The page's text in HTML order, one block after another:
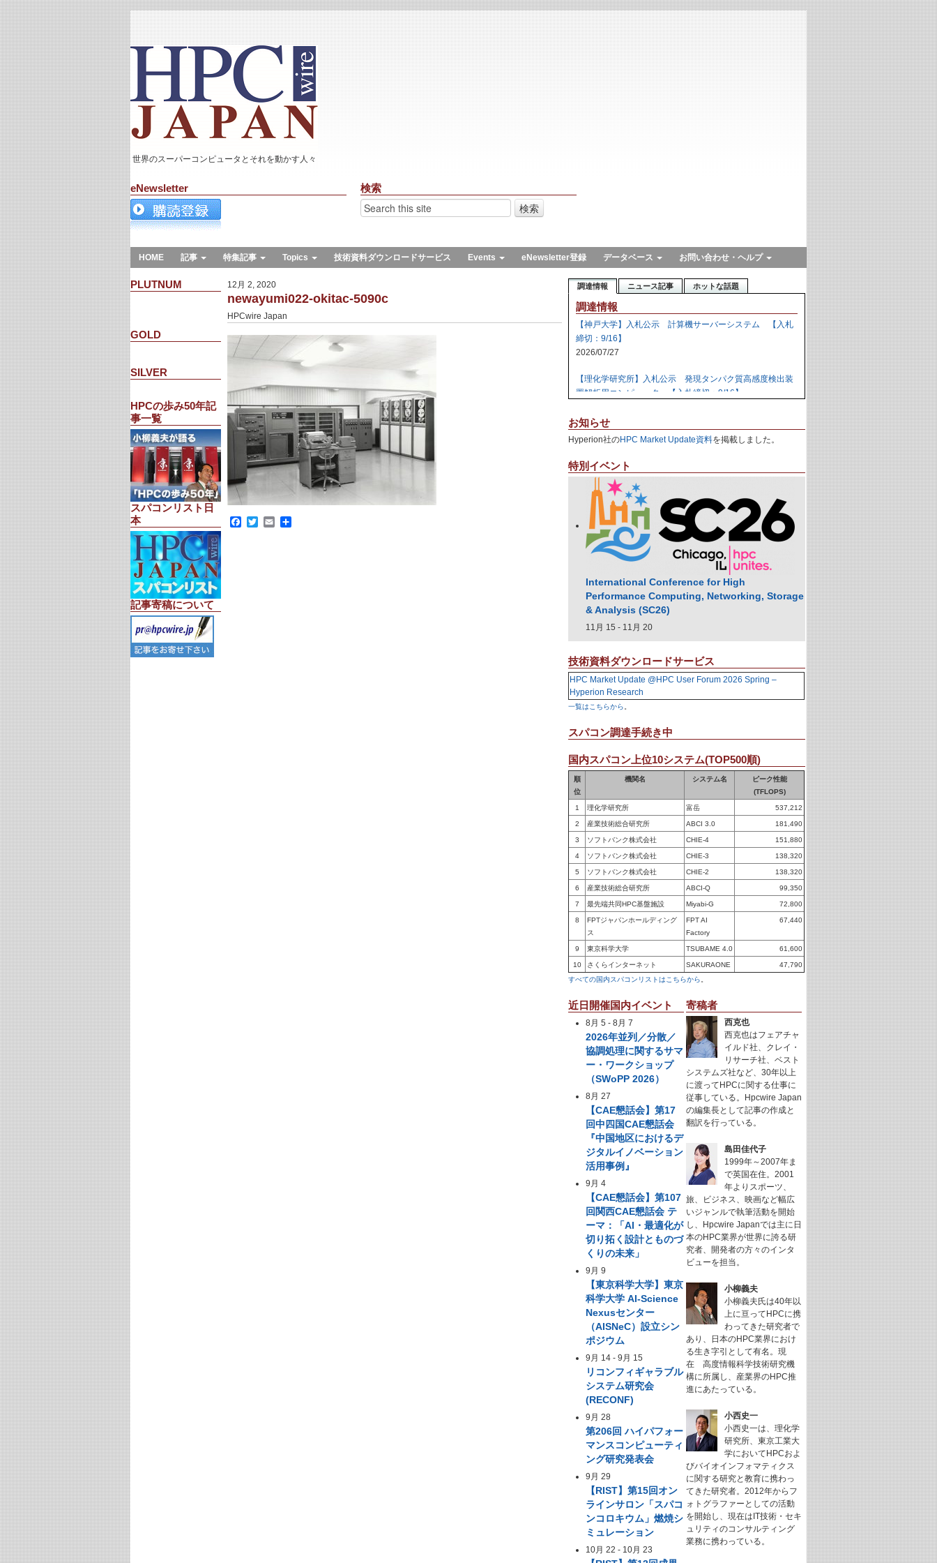
世界のスーパーコンピュータとそれを動かす人々
eNewsletter 検索
HOME 記事 特集記事 Topics 技術資料ダウンロードサービス Events eNewsletter登録 データベース お問い合わせ・ヘルプ
PLUTNUM
GOLD
SILVER
HPCの歩み50年記
事一覧
スパコンリスト日
本
記事寄稿について
12月 2, 2020
newayumi022-okitac-5090c
HPCwire Japan
Facebook
TwitterEmail
共
調達情報 ニュース記事 ホットな話題
調達情報
【神戸大学】入札公示 計算機サーバーシステム 【入札
締切：9/16】
2026/07/27
【理化学研究所】入札公示 発現タンパク質高感度検出装
置解析用コンピュータ 【入札締切：9/16】
【日本原子力研究開発機構】資料招請 ＧＰＵ計算機シス
2026/07/24
【日本原子力研究開発機構】入札公示 炉心損傷解析用ク
ラスタ計算機の購入 【入札締切：9/29】
2026/07/23
【高知大学】落札公示 人工知能用計算ノード 【株式会
社エレパ】 31,988,000円
お知らせ
Hyperion社のHPC Market Update資料を掲載しました。
特別イベント
International Conference for High
Performance Computing, Networking, Storage
& Analysis (SC26)
11月 15 - 11月 20
技術資料ダウンロードサービス
HPC Market Update @HPC User Forum 2026 Spring –
Hyperion Research
一覧はこちらから
スパコン調達手続き中
国内スパコン上位10システム(TOP500順)
順
位
機関名 システム名
ピーク性能
(TFLOPS)
1 理化学研究所 富岳 537,212
2 産業技術総合研究所 ABCI 3.0 181,490
3 ソフトバンク株式会社 CHIE-4 151,880
4 ソフトバンク株式会社 CHIE-3 138,320
5 ソフトバンク株式会社 CHIE-2 138,320
6 産業技術総合研究所 ABCI-Q 99,350
7 最先端共同HPC基盤施設 Miyabi-G 72,800
8
FPTジャパンホールディング
ス
FPT AI
Factory
67,440
9 東京科学大学 TSUBAME 4.0 61,600
10 さくらインターネット SAKURAONE
47,790
すべての国内スパコンリストはこちらから
近日開催国内イベント
8月 5 -8月 7
2026年並列／分散／
協調処理に関するサマ
ー・ワークショップ
（SWoPP 2026）
8月 27
【CAE懇話会】第17
回中四国CAE懇話会
『中国地区におけるデ
ジタルイノベーション
活用事例』
9月 4
【CAE懇話会】第107
回関西CAE懇話会 テ
ーマ：「AI・最適化が
切り拓く設計とものづ
くりの未来」
9月 9
【東京科学大学】東京
科学大学 AI-Science
Nexusセンター
（AISNeC）設立シン
ポジウム
9月 14 -9月 15
リコンフィギャラブル
システム研究会
(RECONF)
9月 28
第206回 ハイパフォー
マンスコンピューティ
ング研究発表会
9月 29
【RIST】第15回オン
ラインサロン「スパコ
ンコロキウム」燃焼シ
ミュレーション
10月 22 - 10月 23
寄稿者
西克也
西克也はフェアチャ
イルド社、クレイ・
リサーチ社、ベスト
システムズ社など、30年以上
に渡ってHPCに関する仕事に
従事している。Hpcwire Japan
の編集長として記事の作成と
翻訳を行っている。
島田佳代子
1999年～2007年ま
で英国在住。2001
年よりスポーツ、
旅、ビジネス、映画など幅広
いジャンルで執筆活動を開始
し、Hpcwire Japanでは主に日
本のHPC業界が世界に誇る研
究者、開発者の方々のインタ
ビューを担当。
小柳義夫
小柳義夫氏は40年以
上に亘ってHPCに携
わってきた研究者で
あり、日本のHPC業界におけ
る生き字引として有名。現
在 高度情報科学技術研究機
構に所属し、産業界のHPC推
進にあたっている。
小西史一
小西史一は、理化学
研究所、東京工業大
学においてHPCおよ
びバイオインフォマティクス
に関する研究と教育に携わっ
てきた研究者。2012年からフ
ォトグラファーとしての活動
を開始し、現在はIT技術・セキ
ュリティのコンサルティング
業務に携わっている。